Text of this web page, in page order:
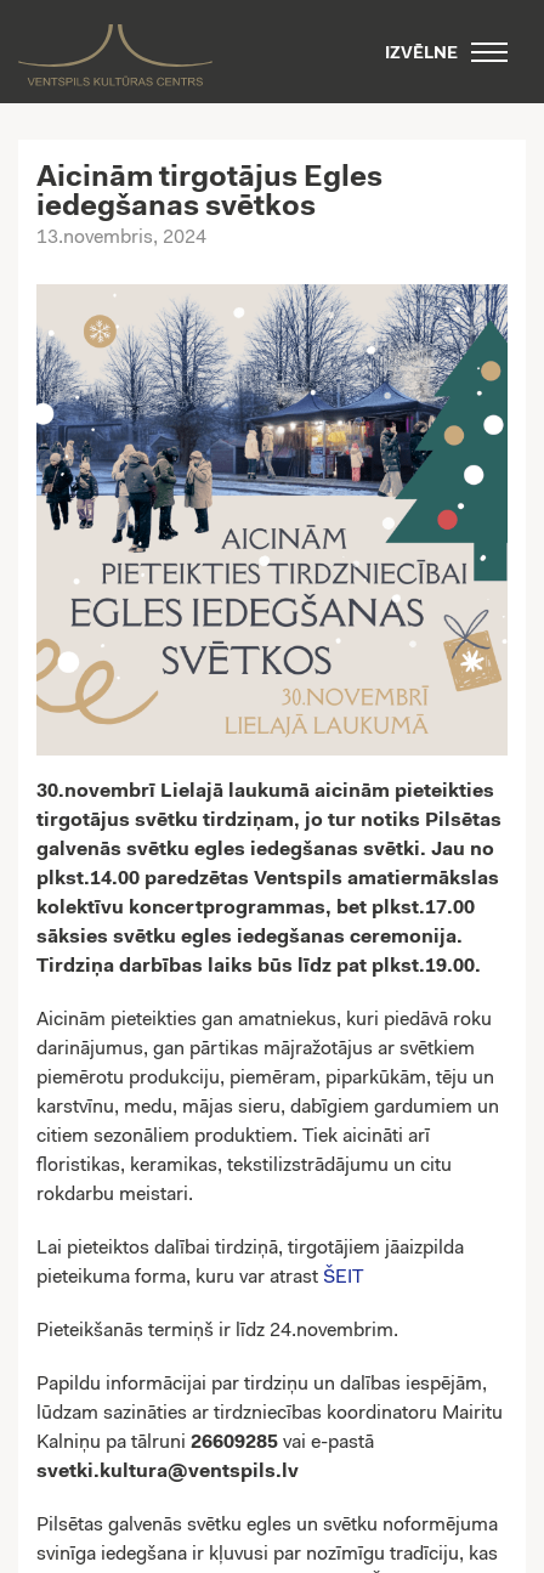
IZVĒLNE
Aicinām tirgotājus Egles
iedegšanas svētkos
13.novembris, 2024
30.novembrī Lielajā laukumā aicinām pieteikties
tirgotājus svētku tirdziņam, jo tur notiks Pilsētas
galvenās svētku egles iedegšanas svētki. Jau no
plkst.14.00 paredzētas Ventspils amatiermākslas
kolektīvu koncertprogrammas, bet plkst.17.00
sāksies svētku egles iedegšanas ceremonija.
Tirdziņa darbības laiks būs līdz pat plkst.19.00.
Aicinām pieteikties gan amatniekus, kuri piedāvā roku
darinājumus, gan pārtikas mājražotājus ar svētkiem
piemērotu produkciju, piemēram, piparkūkām, tēju un
karstvīnu, medu, mājas sieru, dabīgiem gardumiem un
citiem sezonāliem produktiem. Tiek aicināti arī
floristikas, keramikas, tekstilizstrādājumu un citu
rokdarbu meistari.
Lai pieteiktos dalībai tirdziņā, tirgotājiem jāaizpilda
pieteikuma forma, kuru var atrast ŠEIT
Pieteikšanās termiņš ir līdz 24.novembrim.
Papildu informācijai par tirdziņu un dalības iespējām,
lūdzam sazināties ar tirdzniecības koordinatoru Mairitu
Kalniņu pa tālruni 26609285 vai e-pastā
svetki.kultura@ventspils.lv
Pilsētas galvenās svētku egles un svētku noformējuma
svinīga iedegšana ir kļuvusi par nozīmīgu tradīciju, kas